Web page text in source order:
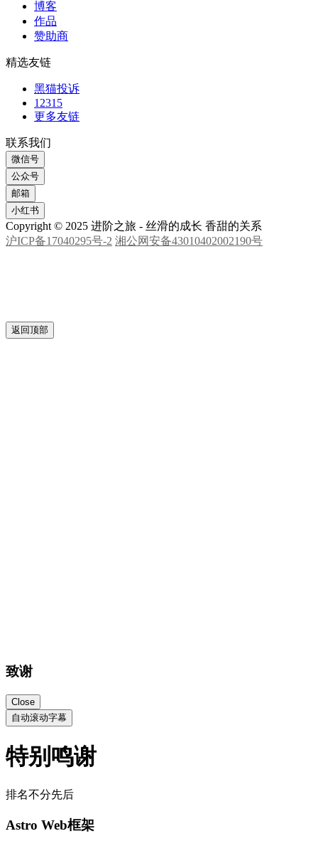
博客
作品
赞助商
精选友链
黑猫投诉
12315
更多友链
联系我们
微信号
公众号
邮箱
小红书
Copyright © 2025 进阶之旅 - 丝滑的成长 香甜的关系
Close
特别鸣谢